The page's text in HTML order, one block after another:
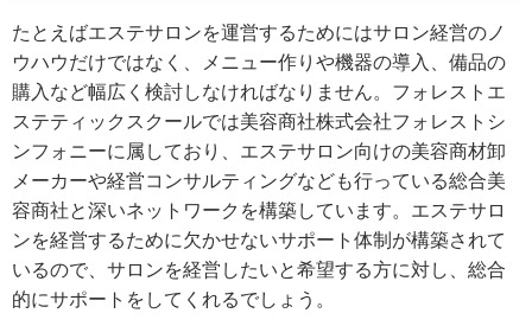
たとえばエステサロンを運営するためにはサロン経営のノ
ウハウだけではなく、メニュー作りや機器の導入、備品の
購入など幅広く検討しなければなりません。フォレストエ
ステティックスクールでは美容商社株式会社フォレストシ
ンフォニーに属しており、エステサロン向けの美容商材卸
メーカーや経営コンサルティングなども行っている総合美
容商社と深いネットワークを構築しています。エステサロ
ンを経営するために欠かせないサポート体制が構築されて
いるので、サロンを経営したいと希望する方に対し、総合
的にサポートをしてくれるでしょう。